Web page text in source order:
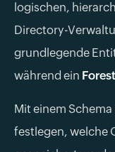
logischen,
Directory-
grundlegende
während ein Forest
Mit einem
festlegen, welche